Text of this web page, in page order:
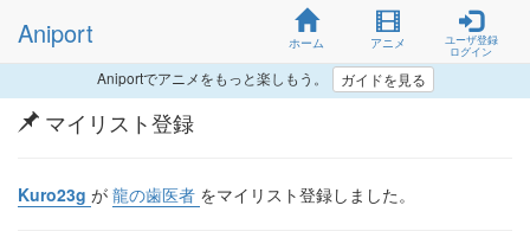
Aniport ホーム アニメ
ユーザ登録
ログイン
Aniportでアニメをもっと楽しもう。 ガイドを見る
マイリスト登録
Kuro23g が 龍の歯医者 をマイリスト登録しました。